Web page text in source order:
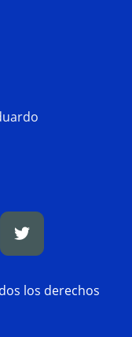
los derechos